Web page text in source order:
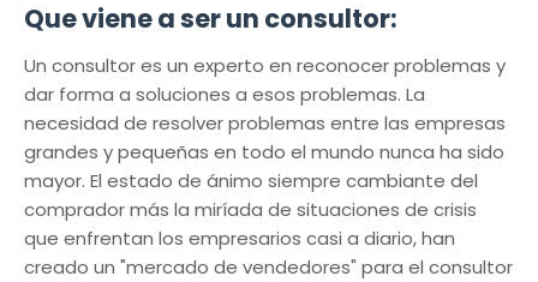
Que viene a ser un consultor:
Un consultor es un experto en reconocer problemas y
dar forma a soluciones a esos problemas. La
necesidad de resolver problemas entre las empresas
grandes y pequeñas en todo el mundo nunca ha sido
mayor. El estado de ánimo siempre cambiante del
comprador más la miríada de situaciones de crisis
que enfrentan los empresarios casi a diario, han
creado un "mercado de vendedores" para el consultor